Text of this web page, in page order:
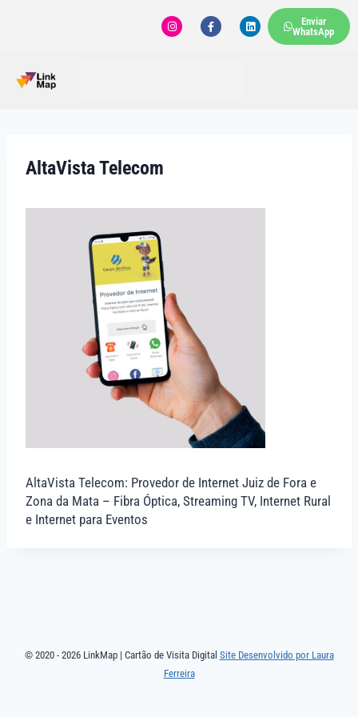
Enviar
WhatsApp
AltaVista Telecom
AltaVista Telecom: Provedor de Internet Juiz de Fora e
Zona da Mata – Fibra Óptica, Streaming TV, Internet Rural
e Internet para Eventos
© 2020 - 2026 LinkMap | Cartão de Visita Digital Site Desenvolvido por Laura
Ferreira